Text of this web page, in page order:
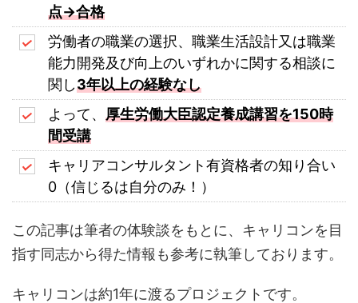
点→合格
労働者の職業の選択、職業生活設計又は職業
能力開発及び向上のいずれかに関する相談に
関し3年以上の経験なし
よって、 厚生労働大臣認定養成講習を150時
間受講
キャリアコンサルタント有資格者の知り合い
0（信じるは自分のみ！）
この記事は筆者の体験談をもとに、キャリコンを目
指す同志から得た情報も参考に執筆しております。
キャリコンは約1年に渡るプロジェクトです。